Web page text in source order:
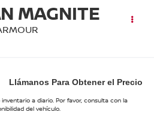
MAGNITE
Llámanos Para Obtener el Precio
a diario. Por favor, consulta con la
del vehículo.